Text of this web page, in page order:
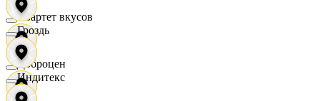
Квартет вкусов
Доброцен
Гроздь
Индитекс